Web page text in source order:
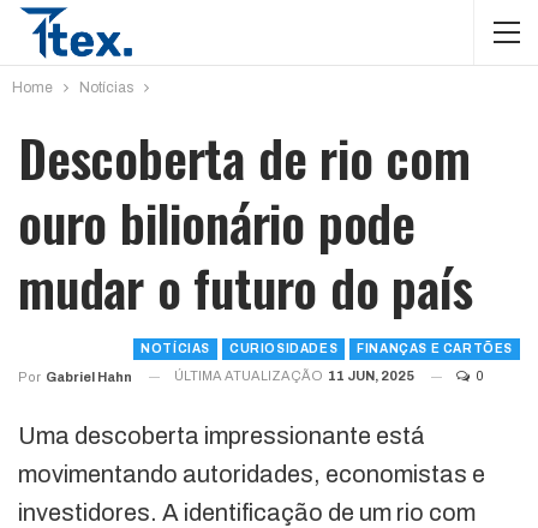
Home Notícias
Descoberta de rio com
ouro bilionário pode
mudar o futuro do país
NOTÍCIAS CURIOSIDADES FINANÇAS E CARTÕES
Por Gabriel Hahn ÚLTIMA ATUALIZAÇÃO 11 JUN, 2025 0
Uma descoberta impressionante está
movimentando autoridades, economistas e
investidores. A identificação de um rio com